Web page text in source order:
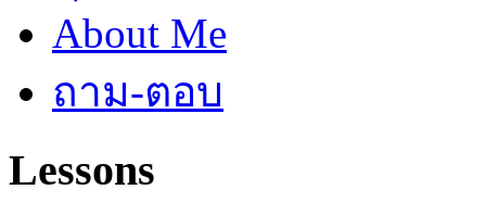
About Me
ถาม-ตอบ
Lessons